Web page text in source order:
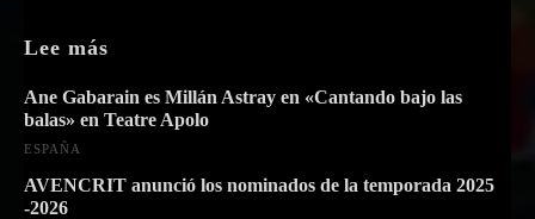
Lee más
Ane Gabarain es Millán Astray en «Cantando bajo las
balas» en Teatre Apolo
ESPAÑA
AVENCRIT anunció los nominados de la temporada 2025
-2026